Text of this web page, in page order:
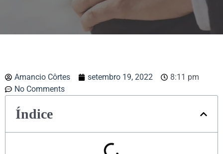
Amancio Côrtes setembro 19, 2022
8:11 pm
No Comments
Índice